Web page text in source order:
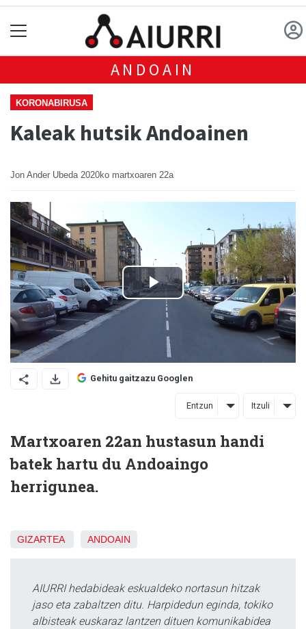
ANDOAIN
KORONABIRUSA
Kaleak hutsik Andoainen
Jon Ander Ubeda 2020ko martxoaren 22a
Gehitu gaitzazu Googlen
Entzun Itzuli
Martxoaren 22an hustasun handi
batek hartu du Andoaingo
herrigunea.
GIZARTEA ANDOAIN
AIURRI hedabideak eskualdeko nortasun hitzak
jaso eta zabaltzen ditu. Harpidedun eginda, tokiko
albisteak euskaraz lantzen dituen komunikabidea